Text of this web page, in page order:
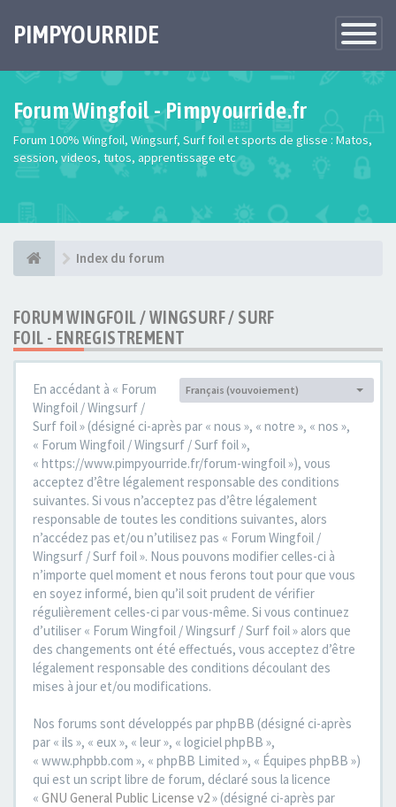
Toggle
PIMPYOURRIDE
Forum Wingfoil - Pimpyourride.fr
Forum 100% Wingfoil, Wingsurf, Surf foil et sports de glisse : Matos,
session, videos, tutos, apprentissage etc
Index du forum
FORUM WINGFOIL / WINGSURF / SURF
FOIL - ENREGISTREMENT
Langue :
Français (vouvoiement)
En accédant à « Forum
Wingfoil / Wingsurf /
Surf foil » (désigné ci-après par « nous », « notre », « nos »,
« Forum Wingfoil / Wingsurf / Surf foil »,
« https://www.pimpyourride.fr/forum-wingfoil »), vous
acceptez d’être légalement responsable des conditions
suivantes. Si vous n’acceptez pas d’être légalement
responsable de toutes les conditions suivantes, alors
n’accédez pas et/ou n’utilisez pas « Forum Wingfoil /
Wingsurf / Surf foil ». Nous pouvons modifier celles-ci à
n’importe quel moment et nous ferons tout pour que vous
en soyez informé, bien qu’il soit prudent de vérifier
régulièrement celles-ci par vous-même. Si vous continuez
d’utiliser « Forum Wingfoil / Wingsurf / Surf foil » alors que
des changements ont été effectués, vous acceptez d’être
légalement responsable des conditions découlant des
mises à jour et/ou modifications.
Nos forums sont développés par phpBB (désigné ci-après
par « ils », « eux », « leur », « logiciel phpBB »,
« www.phpbb.com », « phpBB Limited », « Équipes phpBB »)
qui est un script libre de forum, déclaré sous la licence
« GNU General Public License v2» (désigné ci-après par